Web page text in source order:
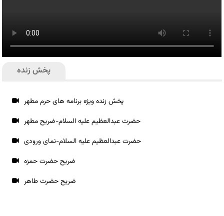
پخش زنده
پخش زنده ویژه برنامه های حرم مطهر
حضرت عبدالعظیم علیه السلام-ضریح مطهر
حضرت عبدالعظیم علیه السلام-نمای ورودی
ضریح حضرت حمزه
ضریح حضرت طاهر